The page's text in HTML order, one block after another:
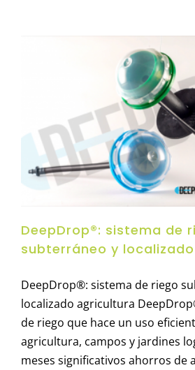
DeepDrop®: sistema de
subterráneo y localizado
DeepDrop®: sistema de riego
localizado agricultura
de riego que hace un uso
agricultura, campos y jardines
meses significativos ahorros de